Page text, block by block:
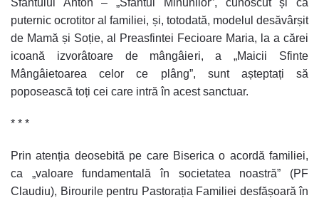
puternic ocrotitor al familiei, și, totodată, modelul desăvârșit
de Mamă și Soție, al Preasfintei Fecioare Maria, la a cărei
icoană izvorâtoare de mângâieri, a „Maicii Sfinte
Mângâietoarea celor ce plâng”, sunt așteptați să
poposească toți cei care intră în acest sanctuar.
* * *
Prin atenția deosebită pe care Biserica o acordă familiei,
ca „valoare fundamentală în societatea noastră” (PF
Claudiu), Birourile pentru Pastorația Familiei desfășoară în